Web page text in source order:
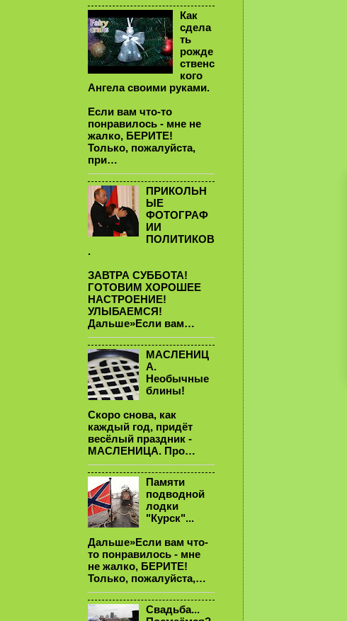
Как
сдела
ть
рожде
ственс
кого
Ангела своими руками.
Если вам что-то
понравилось - мне не
жалко, БЕРИТЕ!
Только, пожалуйста,
при…
ПРИКОЛЬН
ЫЕ
ФОТОГРАФ
ИИ
ПОЛИТИКОВ
.
ЗАВТРА СУББОТА!
ГОТОВИМ ХОРОШЕЕ
НАСТРОЕНИЕ!
УЛЫБАЕМСЯ!
Дальше»Если вам…
МАСЛЕНИЦ
А.
Необычные
блины!
Скоро снова, как
каждый год, придёт
весёлый праздник -
МАСЛЕНИЦА. Про…
Памяти
подводной
лодки
"Курск"...
Дальше»Если вам что-
то понравилось - мне
не жалко, БЕРИТЕ!
Только, пожалуйста,…
Свадьба...